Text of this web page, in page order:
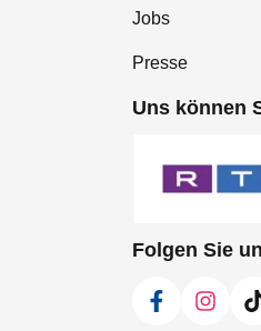
Jobs
Presse
Uns können
Folgen Sie